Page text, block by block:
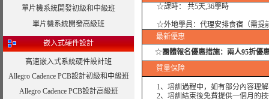
單片機系統開發初級和中級班
單片機系統開發高級班
嵌入式硬件設計
高速嵌入式系統硬件設計班
Allegro Cadence PCB設計初級和中級班
Allegro Cadence PCB設計高級班
☆課時： 共5天,36學時
☆外地學員：代理安排食宿（需提
最新優惠
☆ 團體報名優惠措施： 兩人95折優
質量保障
1、培訓過程中，如有部分內容理解
2、培訓結束後免費提供一個月的技